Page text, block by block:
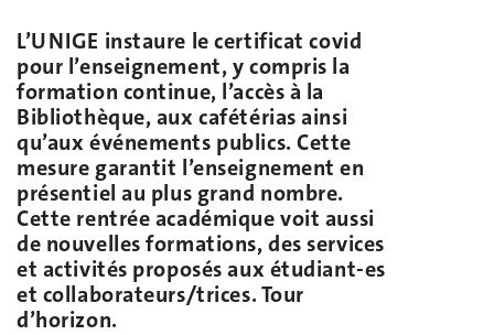
L’UNIGE instaure le certificat covid
pour l’enseignement, y compris la
formation continue, l’accès à la
Bibliothèque, aux cafétérias ainsi
qu’aux événements publics. Cette
mesure garantit l’enseignement en
présentiel au plus grand nombre.
Cette rentrée académique voit aussi
de nouvelles formations, des services
et activités proposés aux étudiant-es
et collaborateurs/trices. Tour
d’horizon.